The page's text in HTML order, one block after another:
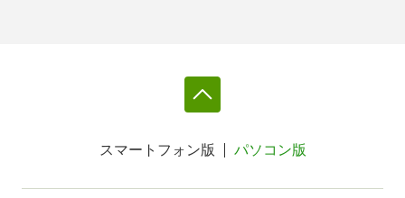
スマートフォン版 パソコン版